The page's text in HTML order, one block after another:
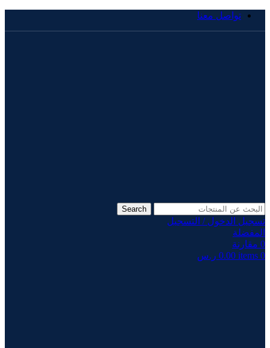
تواصل معنا
Search
تسجيل الدخول / التسجيل
المفضلة
0 مقارنة
0
items
0.00 ر.س